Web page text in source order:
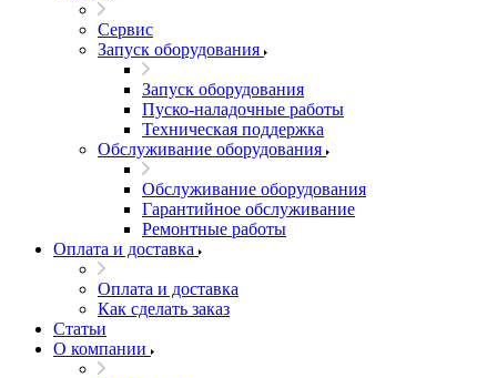
Сервис
Запуск оборудования
Запуск оборудования
Пуско-наладочные работы
Техническая поддержка
Обслуживание оборудования
Обслуживание оборудования
Гарантийное обслуживание
Ремонтные работы
Оплата и доставка
Оплата и доставка
Как сделать заказ
Статьи
О компании